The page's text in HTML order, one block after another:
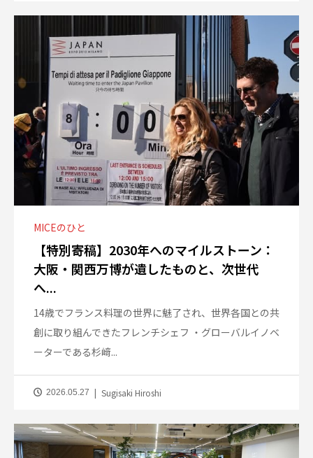
MICEのひと
【特別寄稿】2030年へのマイルストーン：
大阪・関西万博が遺したものと、次世代
へ...
14歳でフランス料理の世界に魅了され、世界各国との共
創に取り組んできたフレンチシェフ ・グローバルイノベ
ーターである杉﨑...
2026.05.27 Sugisaki Hiroshi